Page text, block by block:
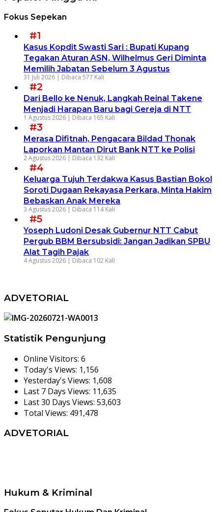
Fokus Sepekan
#1
Kasus Kopdit Swasti Sari : Bupati Kupang
Tegakan Aturan ASN, Wilhelmus Geri Diminta
Memilih Jabatan Sebelum 3 Agustus
31 Juli 2026 | Dibaca 577 Kali
#2
Dari Bello ke Nenuk, Langkah Reinal Takene
Menjadi Harapan Baru bagi Gereja di NTT
1 Agustus 2026 | Dibaca 165 Kali
#3
Merasa Difitnah, Pengacara Bildad Thonak
Laporkan Mantan Dirut Bank NTT ke Polisi
2 Agustus 2026 | Dibaca 132 Kali
#4
Keluarga Tujuh Terdakwa Kasus Bastian Bokol
Soroti Dugaan Rekayasa Perkara, Minta Hakim
Bebaskan Anak Mereka
3 Agustus 2026 | Dibaca 114 Kali
#5
Yoseph Ludoni Desak Gubernur NTT Cabut
Pergub BBM Bersubsidi: Jangan Jadikan SPBU
Alat Tagih Pajak
4 Agustus 2026 | Dibaca 102 Kali
ADVETORIAL
Statistik Pengunjung
Online Visitors: 6
Today's Views: 1,156
Yesterday's Views: 1,608
Last 7 Days Views: 11,635
Last 30 Days Views: 53,603
Total Views: 491,478
ADVETORIAL
Hukum & Kriminal